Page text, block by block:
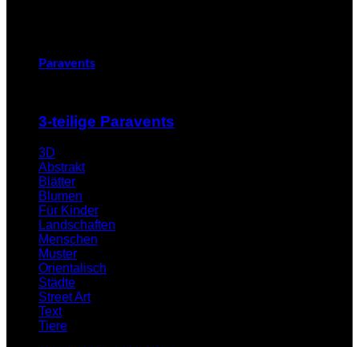
Paravents
3-teilige Paravents
3D
Abstrakt
Blätter
Blumen
Für Kinder
Landschaften
Menschen
Muster
Orientalisch
Städte
Street Art
Text
Tiere